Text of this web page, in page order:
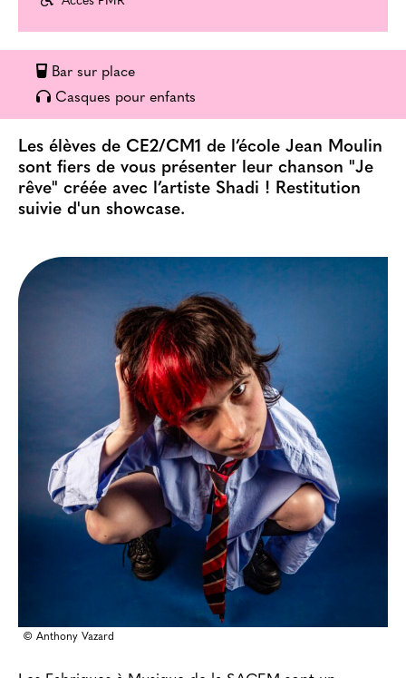
Bar sur place
Casques pour enfants
Les élèves de CE2/CM1 de l’école Jean Moulin
sont fiers de vous présenter leur chanson "Je
rêve" créée avec l’artiste Shadi ! Restitution
suivie d'un showcase.
© Anthony Vazard